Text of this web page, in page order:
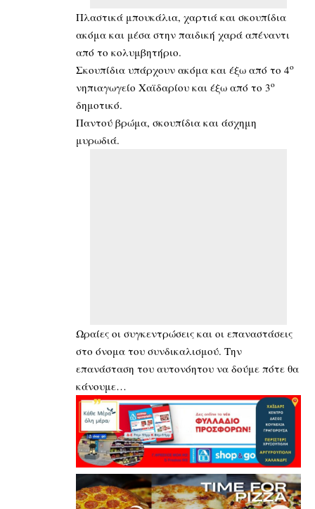
Πλαστικά μπουκάλια, χαρτιά και σκουπίδια
ακόμα και μέσα στην παιδική χαρά απέναντι
από το κολυμβητήριο.
Σκουπίδια υπάρχουν ακόμα και έξω από το 4ο
νηπιαγωγείο Χαϊδαρίου και έξω από το 3ο
δημοτικό.
Παντού βρώμα, σκουπίδια και άσχημη
μυρωδιά.
Ωραίες οι συγκεντρώσεις και οι επαναστάσεις
στο όνομα του συνδικαλισμού. Την
επανάσταση του αυτονόητου να δούμε πότε θα
κάνουμε…